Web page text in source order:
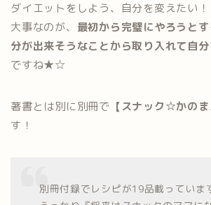
ダイエットをしよう、自分を変えたい
大事なのが、 最初から完璧にやろうと
分が出来そうなことから取り入れて自分
ですね★☆
著書とは別に別冊で 【スナック☆かのま
す！
別冊付録でレシピが19品載っていま